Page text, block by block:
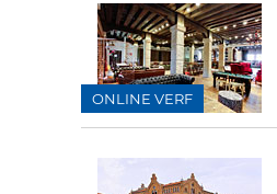
ONLINE VERF